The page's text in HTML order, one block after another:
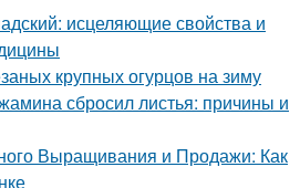
исцеляющие свойства и
крупных огурцов на зиму
сбросил листья: причины и
Выращивания и Продажи: Как